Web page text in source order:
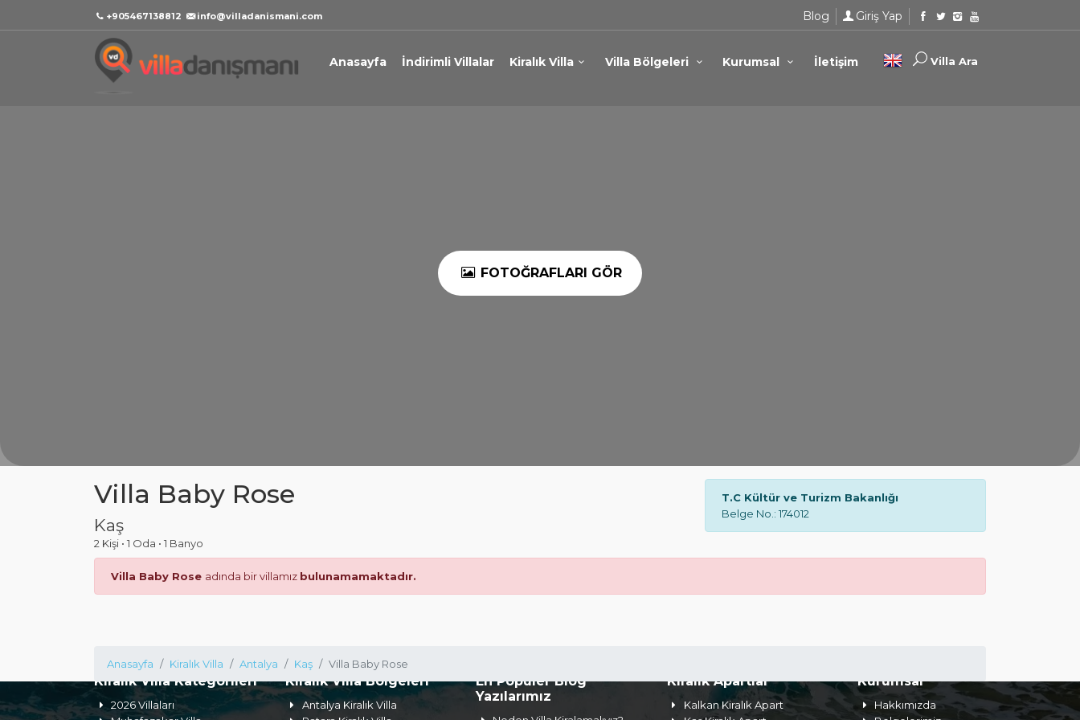
+905467138812 info@villadanismani.com Blog Giriş Yap
Anasayfa İndirimli Villalar Kiralık Villa Villa Bölgeleri Kurumsal İletişim Villa Ara
FOTOĞRAFLARI GÖR
Villa Baby Rose
Kaş
2 Kişi • 1 Oda • 1 Banyo
T.C Kültür ve Turizm Bakanlığı
Belge No.: 174012
Villa Baby Rose adında bir villamız bulunamamaktadır.
Anasayfa Kiralık Villa Antalya Kaş Villa Baby Rose
Kiralık Villa Kategorileri
2026 Villaları
Kiralık Villa Bölgeleri
Antalya Kiralık Villa
En Popüler Blog
Yazılarımız
Kiralık Apartlar
Kalkan Kiralık Apart
Kurumsal
Hakkımızda